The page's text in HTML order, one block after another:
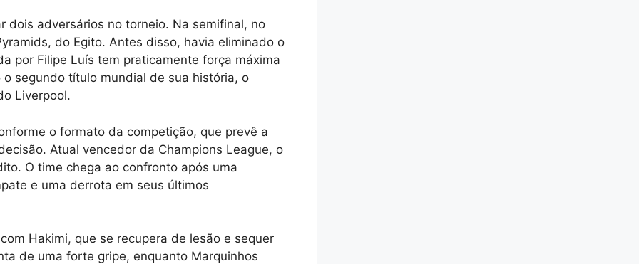
dois adversários no torneio. Na semifinal, no
do Egito. Antes disso, havia eliminado o
por Filipe Luís tem praticamente força máxima
segundo título mundial de sua história, o
Liverpool.
o formato da competição, que prevê a
Atual vencedor da Champions League, o
O time chega ao confronto após uma
e uma derrota em seus últimos
Hakimi, que se recupera de lesão e sequer
de uma forte gripe, enquanto Marquinhos